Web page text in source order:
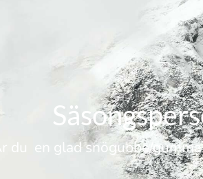
Är du en glad snögubbe/